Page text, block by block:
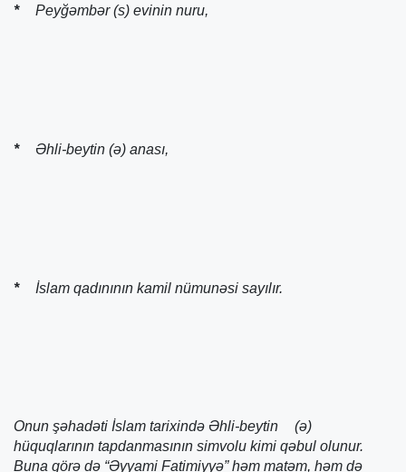
* Peyğəmbər (s) evinin nuru,
* Əhli-beytin (ə) anası,
* İslam qadınının kamil nümunəsi sayılır.
Onun şəhadəti İslam tarixində Əhli-beytin
(ə)
hüquqlarının tapdanmasının simvolu kimi qəbul olunur.
Buna görə də “Əyyami Fatimiyyə” həm matəm, həm də